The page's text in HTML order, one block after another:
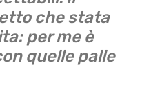
che stata
per me è
quelle palle